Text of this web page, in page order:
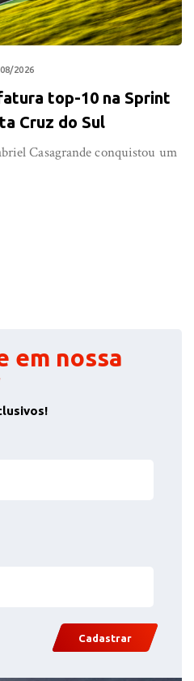
2026
top-10 na Sprint
Cruz do Sul
Casagrande conquistou um
em nossa
Cadastrar